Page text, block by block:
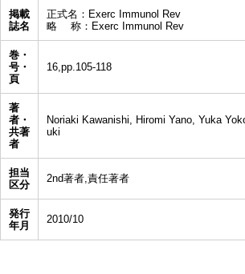
掲載
誌名
正式名：Exerc Immunol Rev
略 称：Exerc Immunol Rev
巻・
号・
頁
16,pp.105-118
著
者・
共著
者
Noriaki Kawanishi, Hiromi Yano, Yuka
uki
担当
区分
2nd著者,責任著者
発行
年月
2010/10